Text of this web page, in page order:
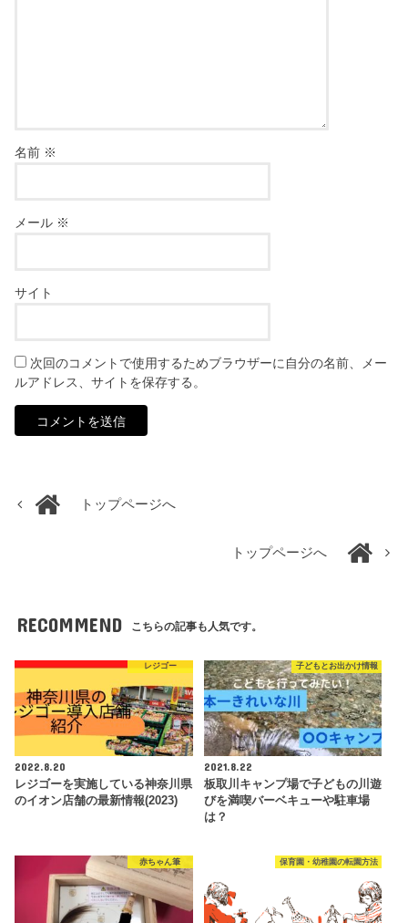
名前 ※
メール ※
サイト
次回のコメントで使用するためブラウザーに自分の名前、メー
ルアドレス、サイトを保存する。
トップページへ
トップページへ
RECOMMEND こちらの記事も人気です。
レジゴー
2022.8.20
レジゴーを実施している神奈川県
のイオン店舗の最新情報(2023)
子どもとお出かけ情報
2021.8.22
板取川キャンプ場で子どもの川遊
びを満喫バーベキューや駐車場
は？
赤ちゃん筆 保育園・幼稚園の転園方法